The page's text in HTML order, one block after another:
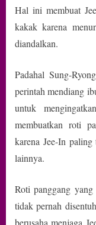
Hal ini membuat
kakak karena
diandalkan.
Padahal Sung-
perintah mendiang
untuk
membuatkan roti
karena Jee-In
lainnya.
Roti panggang yang
tidak pernah
berusaha menjaga